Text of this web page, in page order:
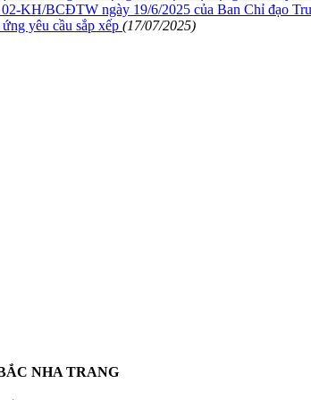
KH/BCĐTW ngày 19/6/2025 của Ban Chỉ đạo
yêu cầu sắp xếp (17/07/2025)
NHA TRANG